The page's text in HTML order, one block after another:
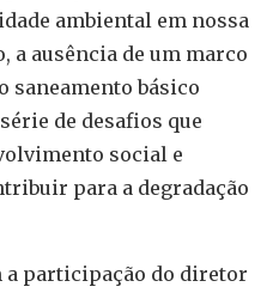
ambiental em nossa
a ausência de um marco
saneamento básico
de desafios que
social e
para a degradação
a participação do diretor